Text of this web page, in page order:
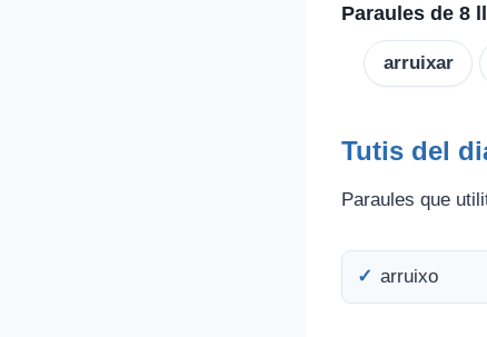
Paraules de 8
arruixar
Tutis del
Paraules que
arruixo